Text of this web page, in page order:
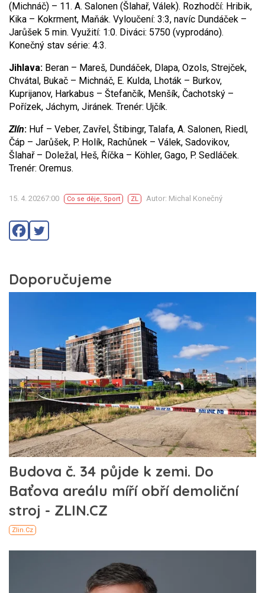
(Michnáč) – 11. A. Salonen (Šlahař, Válek). Rozhodčí: Hribik,
Kika – Kokrment, Maňák. Vyloučení: 3:3, navíc Dundáček –
Jarůšek 5 min. Využití: 1:0. Diváci: 5750 (vyprodáno).
Konečný stav série: 4:3.
Jihlava: Beran – Mareš, Dundáček, Dlapa, Ozols, Strejček,
Chvátal, Bukač – Michnáč, E. Kulda, Lhoták – Burkov,
Kuprijanov, Harkabus – Štefančík, Menšík, Čachotský –
Pořízek, Jáchym, Jiránek. Trenér: Ujčík.
Zlín: Huf – Veber, Zavřel, Štibingr, Talafa, A. Salonen, Riedl,
Čáp – Jarůšek, P. Holík, Rachůnek – Válek, Sadovikov,
Šlahař – Doležal, Heš, Říčka – Köhler, Gago, P. Sedláček.
Trenér: Oremus.
15. 4. 20267:00 Co se děje, Sport ZL Autor: Michal Konečný